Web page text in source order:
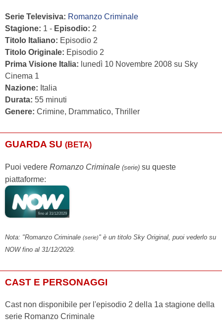
Serie Televisiva: Romanzo Criminale
Stagione: 1 - Episodio: 2
Titolo Italiano: Episodio 2
Titolo Originale: Episodio 2
Prima Visione Italia: lunedì 10 Novembre 2008 su Sky
Cinema 1
Nazione: Italia
Durata: 55 minuti
Genere: Crimine, Drammatico, Thriller
GUARDA SU (BETA)
Puoi vedere Romanzo Criminale (serie) su queste
piattaforme:
fino al 31/12/2029
Nota: "Romanzo Criminale (serie)" è un titolo Sky Original, puoi vederlo su
NOW fino al 31/12/2029.
CAST E PERSONAGGI
Cast non disponibile per l'episodio 2 della 1a stagione della
serie Romanzo Criminale